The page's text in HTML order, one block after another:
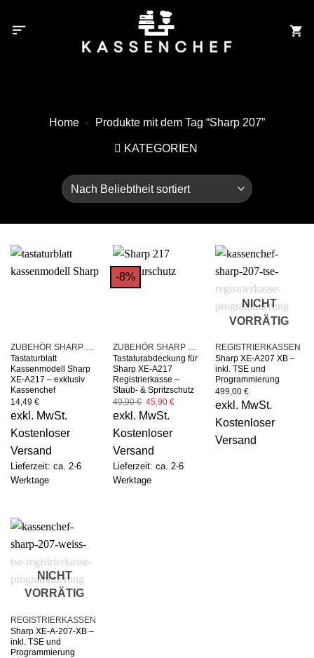
Inhalt
Home - Produkte mit dem Tag “Sharp 207”
KATEGORIEN
ZUBEHÖR SHARP KASSEN
Tastaturblatt
Kassenmodell Sharp
XE-A217 – exklusiv
Kassenchef
14,49 €
exkl. MwSt.
Kostenloser
Versand
Lieferzeit: ca. 2-6
Werktage
-8%
ZUBEHÖR SHARP KASSEN
Tastaturabdeckung für
Sharp XE-A217
Registrierkasse –
Staub- & Spritzschutz
49,90€ Ursprünglicher
Preis
war:
45,90€Aktueller
exkl. MwSt.
Kostenloser
Versand
Lieferzeit: ca. 2-6
Werktage
NICHT
VORRÄTIG
REGISTRIERKASSEN
Sharp XE-A207 XB –
inkl. TSE und
Programmierung
499,00 €
exkl. MwSt.
Kostenloser
Versand
NICHT
VORRÄTIG
REGISTRIERKASSEN
Sharp XE-A-207-XB –
inkl. TSE und
Programmierung